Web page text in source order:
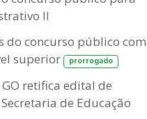
II
do concurso público com
superior
prorrogado
retifica edital de
de Educação